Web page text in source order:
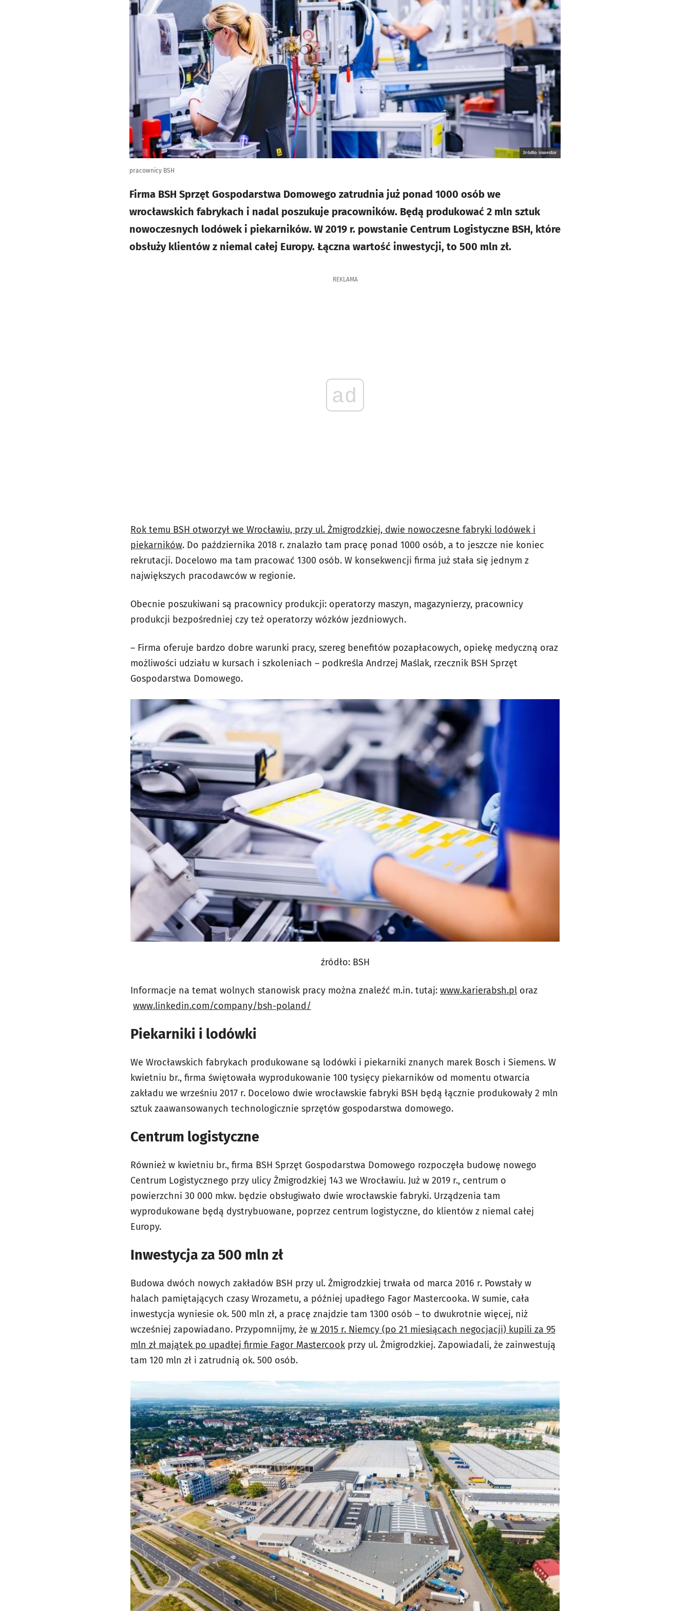
źródło: inwestor
pracownicy BSH
Firma BSH Sprzęt Gospodarstwa Domowego zatrudnia już ponad 1000 osób we
wrocławskich fabrykach i nadal poszukuje pracowników. Będą produkować 2 mln sztuk
nowoczesnych lodówek i piekarników. W 2019 r. powstanie Centrum Logistyczne BSH, które
obsłuży klientów z niemal całej Europy. Łączna wartość inwestycji, to 500 mln zł.
REKLAMA
ad
Rok temu BSH otworzył we Wrocławiu, przy ul. Żmigrodzkiej, dwie nowoczesne fabryki lodówek i
piekarników. Do października 2018 r. znalazło tam pracę ponad 1000 osób, a to jeszcze nie koniec
rekrutacji. Docelowo ma tam pracować 1300 osób. W konsekwencji firma już stała się jednym z
największych pracodawców w regionie.
Obecnie poszukiwani są pracownicy produkcji: operatorzy maszyn, magazynierzy, pracownicy
produkcji bezpośredniej czy też operatorzy wózków jezdniowych.
– Firma oferuje bardzo dobre warunki pracy, szereg benefitów pozapłacowych, opiekę medyczną oraz
możliwości udziału w kursach i szkoleniach – podkreśla Andrzej Maślak, rzecznik BSH Sprzęt
Gospodarstwa Domowego.
źródło: BSH
Informacje na temat wolnych stanowisk pracy można znaleźć m.in. tutaj: www.karierabsh.pl oraz
www.linkedin.com/company/bsh-poland/
Piekarniki i lodówki
We Wrocławskich fabrykach produkowane są lodówki i piekarniki znanych marek Bosch i Siemens. W
kwietniu br., firma świętowała wyprodukowanie 100 tysięcy piekarników od momentu otwarcia
zakładu we wrześniu 2017 r. Docelowo dwie wrocławskie fabryki BSH będą łącznie produkowały 2 mln
sztuk zaawansowanych technologicznie sprzętów gospodarstwa domowego.
Centrum logistyczne
Również w kwietniu br., firma BSH Sprzęt Gospodarstwa Domowego rozpoczęła budowę nowego
Centrum Logistycznego przy ulicy Żmigrodzkiej 143 we Wrocławiu. Już w 2019 r., centrum o
powierzchni 30 000 mkw. będzie obsługiwało dwie wrocławskie fabryki. Urządzenia tam
wyprodukowane będą dystrybuowane, poprzez centrum logistyczne, do klientów z niemal całej
Europy.
Inwestycja za 500 mln zł
Budowa dwóch nowych zakładów BSH przy ul. Żmigrodzkiej trwała od marca 2016 r. Powstały w
halach pamiętających czasy Wrozametu, a później upadłego Fagor Mastercooka. W sumie, cała
inwestycja wyniesie ok. 500 mln zł, a pracę znajdzie tam 1300 osób – to dwukrotnie więcej, niż
wcześniej zapowiadano. Przypomnijmy, że w 2015 r. Niemcy (po 21 miesiącach negocjacji) kupili za 95
mln zł majątek po upadłej firmie Fagor Mastercook przy ul. Żmigrodzkiej. Zapowiadali, że zainwestują
tam 120 mln zł i zatrudnią ok. 500 osób.